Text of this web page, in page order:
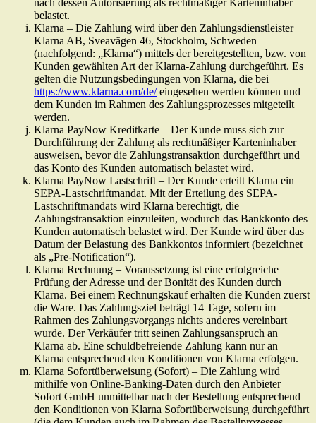
belastet.
Klarna – Die Zahlung wird über den Zahlungsdienstleister
Klarna AB, Sveavägen 46, Stockholm, Schweden
(nachfolgend: „Klarna“) mittels der bereitgestellten, bzw. von
Kunden gewählten Art der Klarna-Zahlung durchgeführt. Es
gelten die Nutzungsbedingungen von Klarna, die bei
https://www.klarna.com/de/eingesehen werden können und
dem Kunden im Rahmen des Zahlungsprozesses mitgeteilt
werden.
Klarna PayNow Kreditkarte – Der Kunde muss sich zur
Durchführung der Zahlung als rechtmäßiger Karteninhaber
ausweisen, bevor die Zahlungstransaktion durchgeführt und
das Konto des Kunden automatisch belastet wird.
Klarna PayNow Lastschrift – Der Kunde erteilt Klarna ein
SEPA-Lastschriftmandat. Mit der Erteilung des SEPA-
Lastschriftmandats wird Klarna berechtigt, die
Zahlungstransaktion einzuleiten, wodurch das Bankkonto des
Kunden automatisch belastet wird. Der Kunde wird über das
Datum der Belastung des Bankkontos informiert (bezeichnet
als „Pre-Notification“).
Klarna Rechnung – Voraussetzung ist eine erfolgreiche
Prüfung der Adresse und der Bonität des Kunden durch
Klarna. Bei einem Rechnungskauf erhalten die Kunden zuerst
die Ware. Das Zahlungsziel beträgt 14 Tage, sofern im
Rahmen des Zahlungsvorgangs nichts anderes vereinbart
wurde. Der Verkäufer tritt seinen Zahlungsanspruch an
Klarna ab. Eine schuldbefreiende Zahlung kann nur an
Klarna entsprechend den Konditionen von Klarna erfolgen.
Klarna Sofortüberweisung (Sofort) – Die Zahlung wird
mithilfe von Online-Banking-Daten durch den Anbieter
Sofort GmbH unmittelbar nach der Bestellung entsprechend
den Konditionen von Klarna Sofortüberweisung durchgeführt